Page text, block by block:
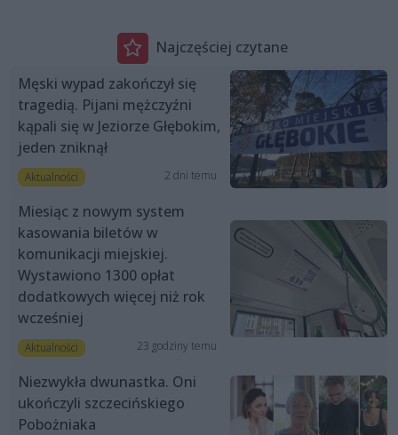
Najczęściej czytane
Męski wypad zakończył się
tragedią. Pijani mężczyźni
kąpali się w Jeziorze Głębokim,
jeden zniknął
Aktualności 2 dni temu
Miesiąc z nowym system
kasowania biletów w
komunikacji miejskiej.
Wystawiono 1300 opłat
dodatkowych więcej niż rok
wcześniej
Aktualności 23 godziny temu
Niezwykła dwunastka. Oni
ukończyli szczecińskiego
Pobożniaka